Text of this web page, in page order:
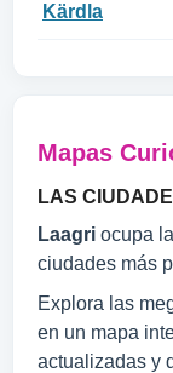
Kärdla
Mapas
LAS
Laagri ocupa
ciudades más
Explora las
en un mapa
actualizadas y